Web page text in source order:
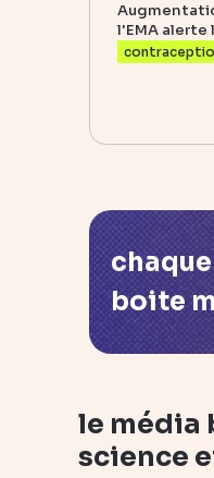
l'EMA
boite
le média
science